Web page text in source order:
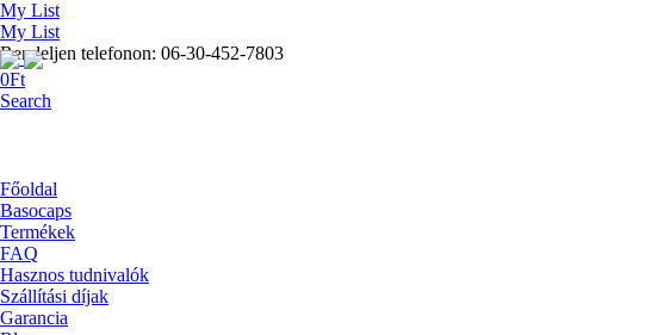
My List
My List
Rendeljen telefonon: 06-30-452-7803
0Ft
Search
Főoldal
Basocaps
Termékek
FAQ
Hasznos tudnivalók
Szállítási díjak
Garancia